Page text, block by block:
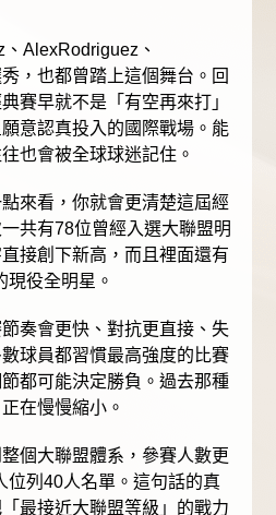
AlexRodriguez、
，也都曾踏上這個舞台。回
賽早就不是「有空再來打」
意認真投入的國際戰場。能
也會被全球球迷記住。
來看，你就會更清楚這屆經
共有78位曾經入選大聯盟明
接創下新高，而且裡面還有
現役全明星。
奏會更快、對抗更直接、失
球員都習慣最高強度的比賽
都可能決定勝負。過去那種
在慢慢縮小。
個大聯盟體系，參賽人數更
位列40人名單。這句話的真
最接近大聯盟等級」的戰力